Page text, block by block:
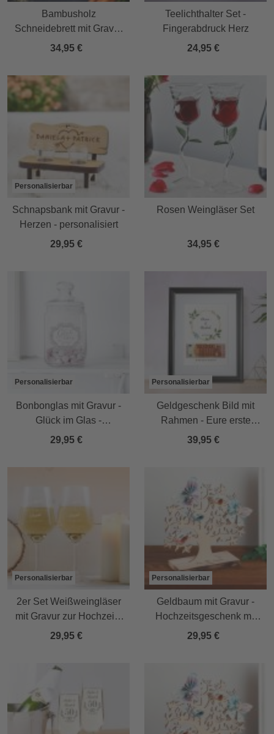
Bambusholz
Schneidebrett mit Gravur
- Rezept glückliche Ehe
34,95 €
Teelichthalter Set -
Fingerabdruck Herz
24,95 €
Personalisierbar
Schnapsbank mit Gravur -
Herzen - personalisiert
29,95 €
Rosen Weingläser Set
34,95 €
Personalisierbar
Bonbonglas mit Gravur -
Glück im Glas -
personalisiert
29,95 €
Personalisierbar
Geldgeschenk Bild mit
Rahmen - Eure erste
Million zur Hochzeit
39,95 €
Personalisierbar
2er Set Weißweingläser
mit Gravur zur Hochzeit -
personalisiert
29,95 €
Personalisierbar
Geldbaum mit Gravur -
Hochzeitsgeschenk mit
Herzen Motiv
29,95 €